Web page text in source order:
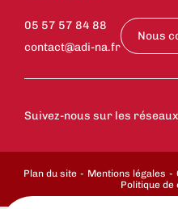
05 57 57 84 88
contact@adi-na.fr
Nous
Suivez-nous sur les
Plan du site Mentions légales
Politique